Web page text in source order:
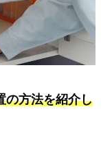
の方法を紹介し